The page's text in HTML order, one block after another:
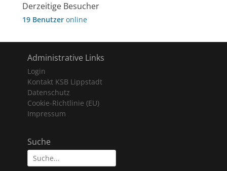
Derzeitige Besucher
19 Benutzer online
Administrative Links
Login
Kontakt KSB Lippstadt
Datenschutz
Cookie-Richtlinie (EU)
Impressum
Suche
Suche
nach: